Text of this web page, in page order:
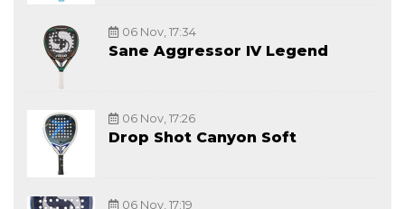
06 Nov, 17:34
Sane Aggressor IV Legend
06 Nov, 17:26
Drop Shot Canyon Soft
06 Nov, 17:19